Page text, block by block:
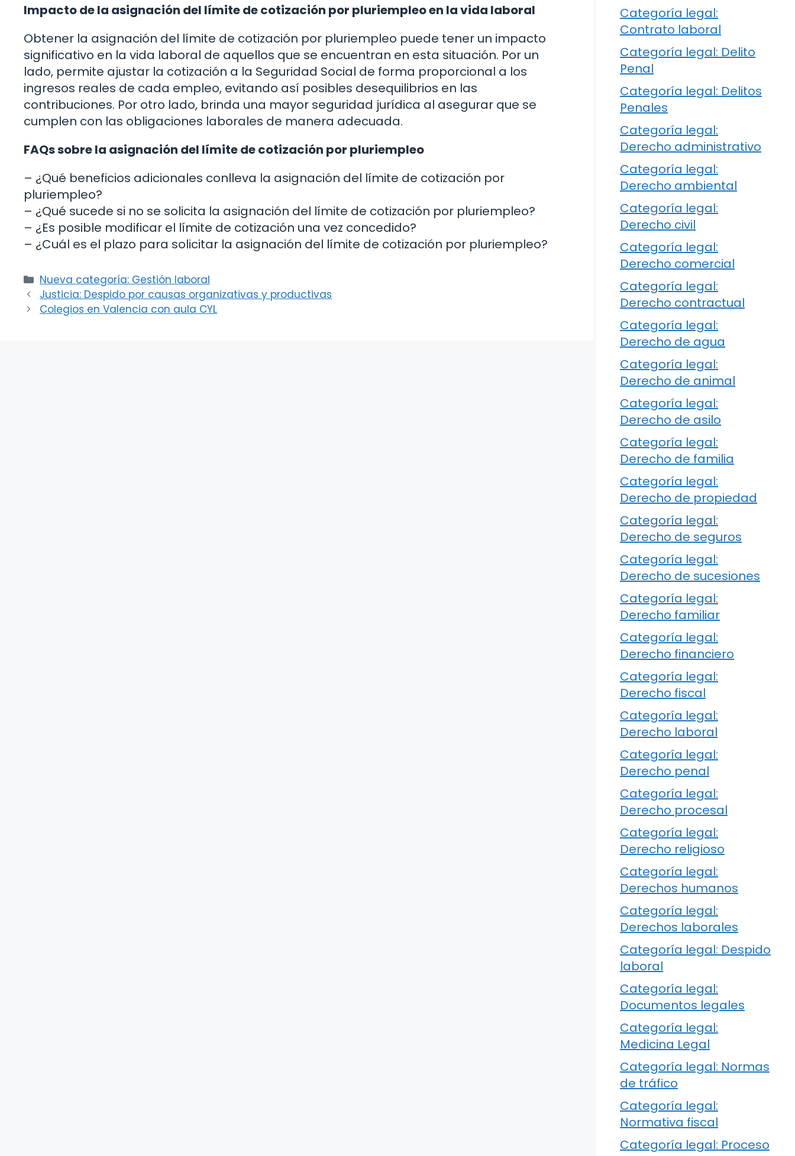
Impacto de la asignación del límite de cotización por pluriempleo en la vida laboral
Obtener la asignación del límite de cotización por pluriempleo puede tener un impacto
significativo en la vida laboral de aquellos que se encuentran en esta situación. Por un
lado, permite ajustar la cotización a la Seguridad Social de forma proporcional a los
ingresos reales de cada empleo, evitando así posibles desequilibrios en las
contribuciones. Por otro lado, brinda una mayor seguridad jurídica al asegurar que se
cumplen con las obligaciones laborales de manera adecuada.
FAQs sobre la asignación del límite de cotización por pluriempleo
– ¿Qué beneficios adicionales conlleva la asignación del límite de cotización por
pluriempleo?
– ¿Qué sucede si no se solicita la asignación del límite de cotización por pluriempleo?
– ¿Es posible modificar el límite de cotización una vez concedido?
– ¿Cuál es el plazo para solicitar la asignación del límite de cotización por pluriempleo?
Categorías
Nueva categoría: Gestión laboral
Justicia: Despido por causas organizativas y productivas
Colegios en Valencia con aula CYL
Categoría legal:
Contrato laboral
Categoría legal: Delito
Penal
Categoría legal: Delitos
Penales
Categoría legal:
Derecho administrativo
Categoría legal:
Derecho ambiental
Categoría legal:
Derecho civil
Categoría legal:
Derecho comercial
Categoría legal:
Derecho contractual
Categoría legal:
Derecho de agua
Categoría legal:
Derecho de animal
Categoría legal:
Derecho de asilo
Categoría legal:
Derecho de familia
Categoría legal:
Derecho de propiedad
Categoría legal:
Derecho de seguros
Categoría legal:
Derecho de sucesiones
Categoría legal:
Derecho familiar
Categoría legal:
Derecho financiero
Categoría legal:
Derecho fiscal
Categoría legal:
Derecho laboral
Categoría legal:
Derecho penal
Categoría legal:
Derecho procesal
Categoría legal:
Derecho religioso
Categoría legal:
Derechos humanos
Categoría legal:
Derechos laborales
Categoría legal: Despido
laboral
Categoría legal:
Documentos legales
Categoría legal:
Medicina Legal
Categoría legal: Normas
de tráfico
Categoría legal:
Normativa fiscal
Categoría legal: Proceso